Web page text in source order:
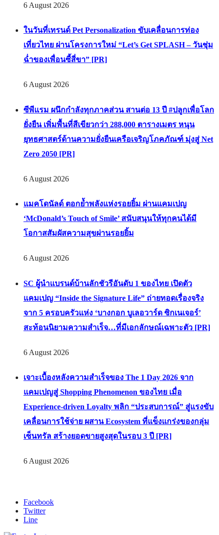
6 August 2026
ในวันที่เทรนด์ Pet Personalization ขับเคลื่อนการท่อง
เที่ยวไทย ผ่านโครงการใหม่ “Let’s Get SPLASH – วันชุ่ม
ฉ่ำของเพื่อนซี้สี่ขา” [PR]
6 August 2026
ซีพีแรม ผนึกกำลังทุกภาคส่วน สานต่อ 13 ปี #ปลูกเพื่อโลก
ยั่งยืน เพิ่มพื้นที่สีเขียวกว่า 288,000 ตารางเมตร หนุน
ยุทธศาสตร์ด้านความยั่งยืนเครือเจริญโภคภัณฑ์ มุ่งสู่ Net
Zero 2050 [PR]
6 August 2026
แมคโดนัลด์ ตอกย้ำพลังแห่งรอยยิ้ม ผ่านแคมเปญ
‘McDonald’s Touch of Smile’ สนับสนุนให้ทุกคนได้มี
โอกาสสัมผัสความสุขผ่านรอยยิ้ม
6 August 2026
SC ผู้นำแบรนด์บ้านลักชัวรีอันดับ 1 ของไทย เปิดตัว
แคมเปญ “Inside the Signature Life” ถ่ายทอดเรื่องจริง
จาก 5 ครอบครัวแห่ง ‘บางกอก บูเลอวาร์ด ซิกเนเจอร์’
สะท้อนนิยามความสำเร็จ…ที่มีเอกลักษณ์เฉพาะตัว [PR]
6 August 2026
เจาะเบื้องหลังความสำเร็จของ The 1 Day 2026 จาก
แคมเปญสู่ Shopping Phenomenon ของไทย เมื่อ
Experience-driven Loyalty พลิก “ประสบการณ์” สู่แรงขับ
เคลื่อนการใช้จ่าย ผสาน Ecosystem ที่แข็งแกร่งของกลุ่ม
เซ็นทรัล สร้างยอดขายสูงสุดในรอบ 3 ปี [PR]
6 August 2026
Facebook
Twitter
Line